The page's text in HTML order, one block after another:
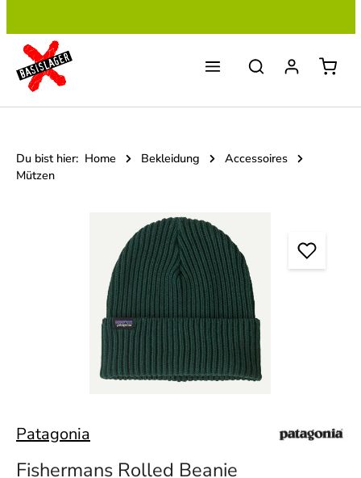
Du bist hier: Home Bekleidung
Accessoires
Mützen
Bildergalerie überspringen
Patagonia
Fishermans Rolled Beanie